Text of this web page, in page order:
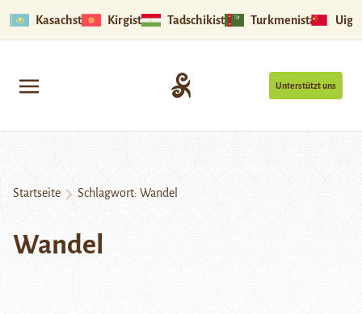
Kasachstan Kirgistan Tadschikistan Turkmenistan
Unterstützt uns
Startseite Schlagwort: Wandel
Wandel